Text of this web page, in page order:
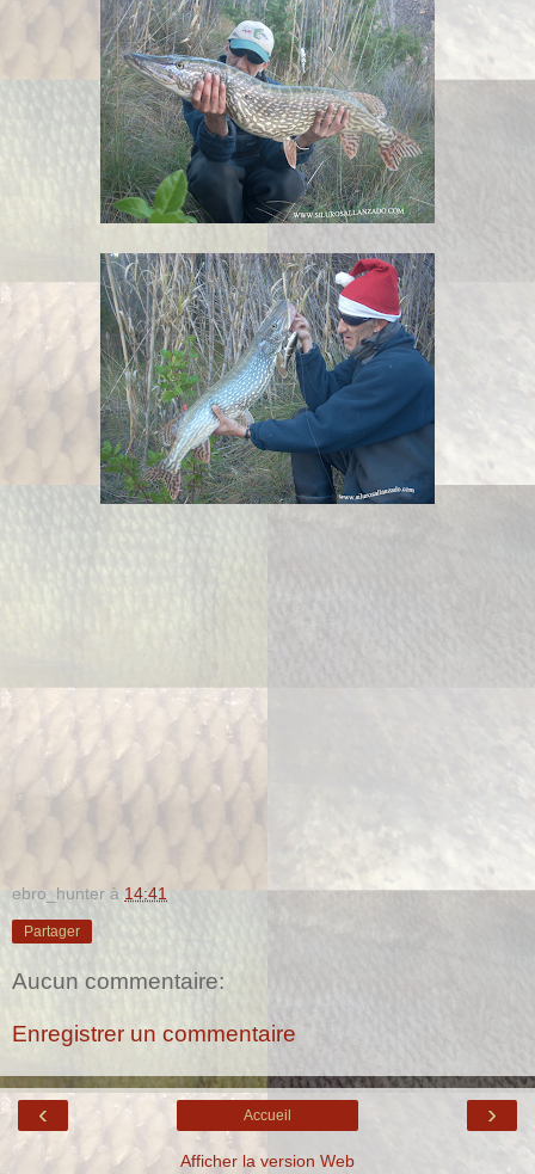
ebro_hunter à 14:41
Partager
Aucun commentaire:
Enregistrer un commentaire
‹ ›
Accueil
Afficher la version Web